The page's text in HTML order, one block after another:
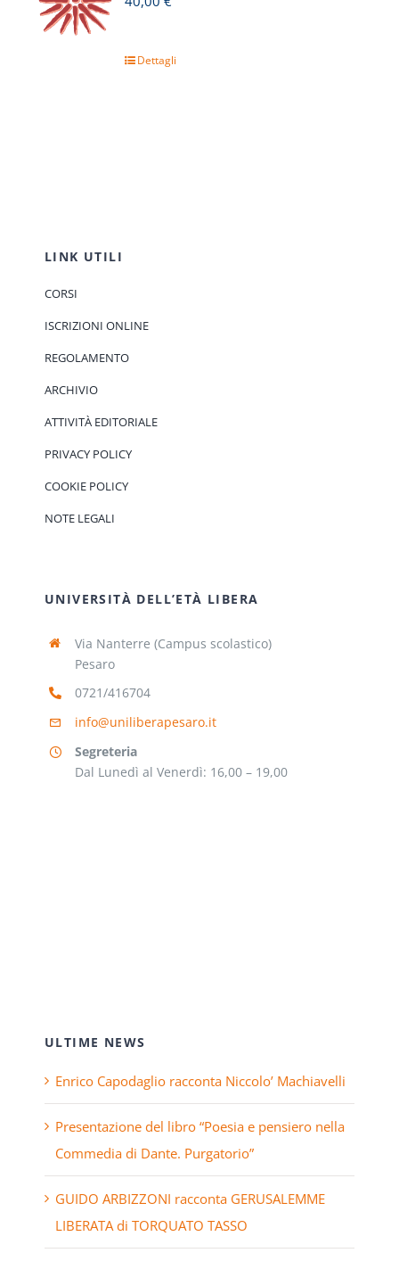
Dettagli
LINK UTILI
CORSI
ISCRIZIONI ONLINE
REGOLAMENTO
ARCHIVIO
ATTIVITÀ EDITORIALE
PRIVACY POLICY
COOKIE POLICY
NOTE LEGALI
UNIVERSITÀ DELL’ETÀ LIBERA
Via Nanterre (Campus scolastico)
Pesaro
0721/416704
info@uniliberapesaro.it
Segreteria
Dal Lunedì al Venerdì: 16,00 – 19,00
ULTIME NEWS
Enrico Capodaglio racconta Niccolo’ Machiavelli
Presentazione del libro “Poesia e pensiero nella
Commedia di Dante. Purgatorio”
GUIDO ARBIZZONI racconta GERUSALEMME
LIBERATA di TORQUATO TASSO